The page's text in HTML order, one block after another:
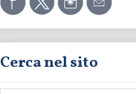
Cerca nel sito